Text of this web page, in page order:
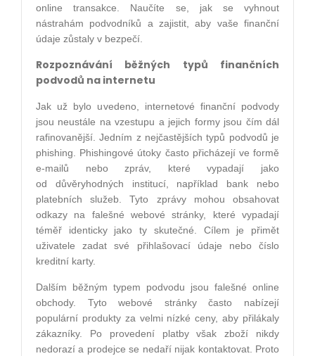
online transakce. Naučíte se, jak se vyhnout
nástrahám podvodníků a zajistit, aby vaše finanční
údaje zůstaly v bezpečí.
Rozpoznávání běžných typů finančních
podvodů na internetu
Jak už bylo uvedeno, internetové finanční podvody
jsou neustále na vzestupu a jejich formy jsou čím dál
rafinovanější. Jedním z nejčastějších typů podvodů je
phishing. Phishingové útoky často přicházejí ve formě
e-mailů nebo zpráv, které vypadají jako
od důvěryhodných institucí, například bank nebo
platebních služeb. Tyto zprávy mohou obsahovat
odkazy na falešné webové stránky, které vypadají
téměř identicky jako ty skutečné. Cílem je přimět
uživatele zadat své přihlašovací údaje nebo číslo
kreditní karty.
Dalším běžným typem podvodu jsou falešné online
obchody. Tyto webové stránky často nabízejí
populární produkty za velmi nízké ceny, aby přilákaly
zákazníky. Po provedení platby však zboží nikdy
nedorazí a prodejce se nedaří nijak kontaktovat. Proto